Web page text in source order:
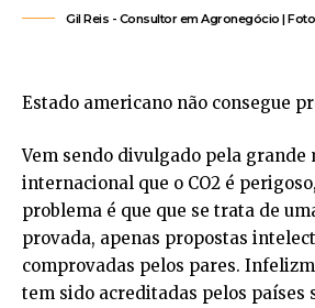
Gil Reis -​ Consultor em Agronegócio |
Estado americano não consegue
Vem sendo divulgado pela grande
internacional que o CO2 é
problema é que que se trata de
provada, apenas propostas
comprovadas pelos pares.
tem sido acreditadas pelos países